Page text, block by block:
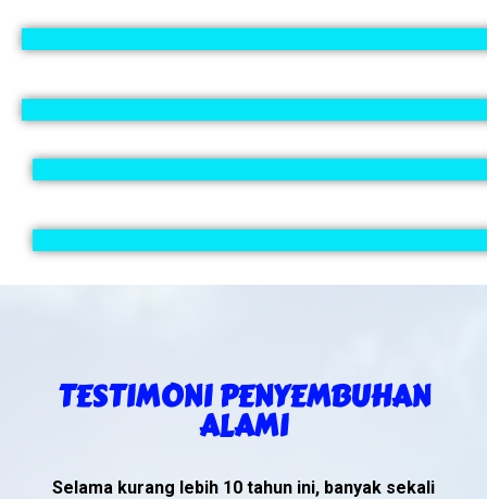
TESTIMONI PENYEMBUHAN
ALAMI
Selama kurang lebih 10 tahun ini, banyak sekali